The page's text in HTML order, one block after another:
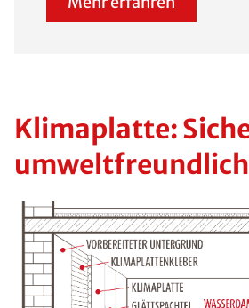
Klimaplatte:
umweltfreundlich